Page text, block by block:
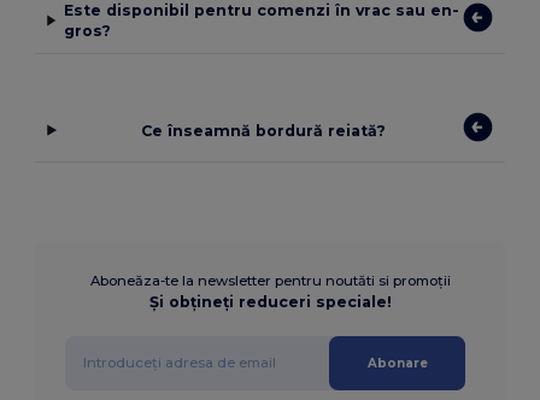
Este disponibil pentru comenzi în vrac sau en-
gros?
Ce înseamnă bordură reiată?
Aboneăza-te la newsletter pentru noutăti si promoții
Și obțineți reduceri speciale!
Abonare